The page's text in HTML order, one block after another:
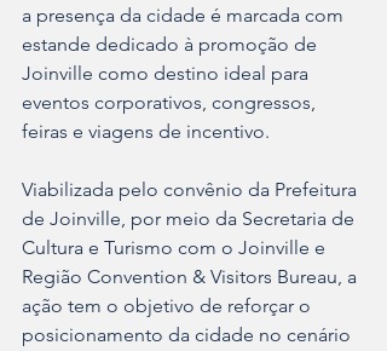
a presença da cidade é marcada com
estande dedicado à promoção de
Joinville como destino ideal para
eventos corporativos, congressos,
feiras e viagens de incentivo.
Viabilizada pelo convênio da Prefeitura
de Joinville, por meio da Secretaria de
Cultura e Turismo com o Joinville e
Região Convention & Visitors Bureau, a
ação tem o objetivo de reforçar o
posicionamento da cidade no cenário